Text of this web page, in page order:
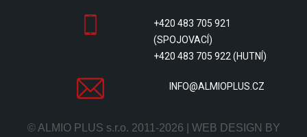
+420 483 705 921
(SPOJOVACÍ)
+420 483 705 922 (HUTNÍ)
INFO@ALMIOPLUS.CZ
© ALMIO PLUS s.r.o. 2011-2026 | WEB DESIGN BY